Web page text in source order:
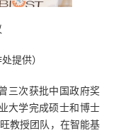
提供）
三次获批中国政府奖
大学完成硕士和博士
教授团队，在智能基